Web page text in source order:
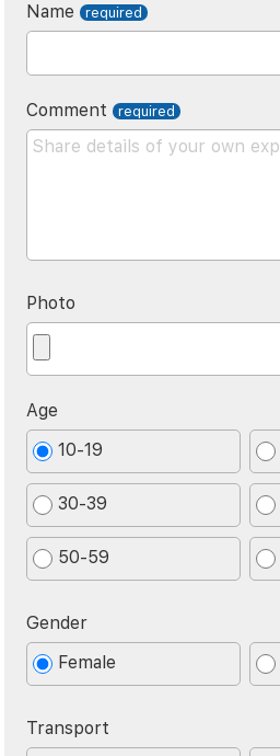
Name
Comment
Photo
Age
10-19
30-39
50-59
Gender
Female
Transport